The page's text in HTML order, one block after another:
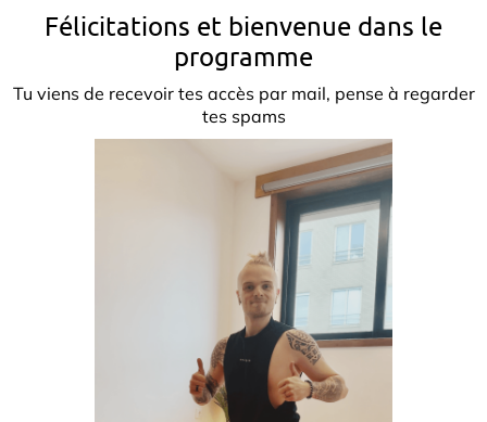
Félicitations et bienvenue dans le
programme
Tu viens de recevoir tes accès par mail, pense à regarder
tes spams